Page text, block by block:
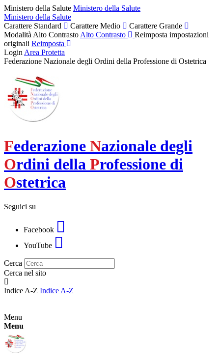
Ministero della Salute Ministero della Salute
Ministero della Salute
Carattere Standard
Carattere Medio
Carattere Grande
Modalità Alto Contrasto Alto Contrasto
Reimposta impostazioni
originali Reimposta
Login Area Protetta
Federazione Nazionale degli Ordini della Professione di Ostetrica
Federazione Nazionale degli
Ordini della Professione di
Ostetrica
Seguici su
Facebook
YouTube
Cerca
Cerca nel sito
Indice A-Z Indice A-Z
Menu
Menu